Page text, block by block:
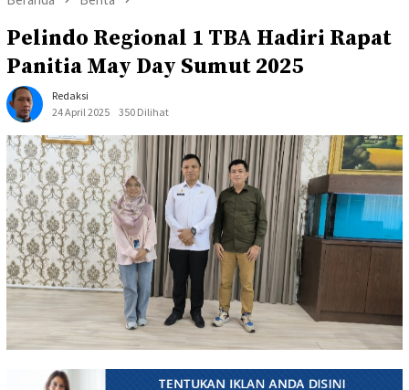
Pelindo Regional 1 TBA Hadiri Rapat
Panitia May Day Sumut 2025
Redaksi
24 April 2025
350 Dilihat